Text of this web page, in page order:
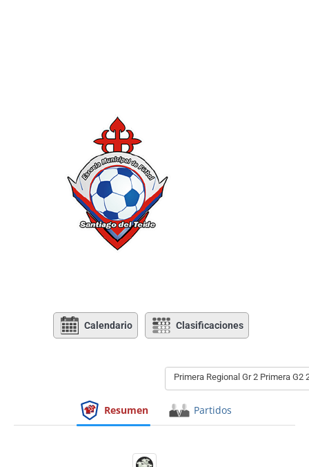
Calendario Clasificaciones
Primera Regional Gr 2 Primera G2
Resumen Partidos